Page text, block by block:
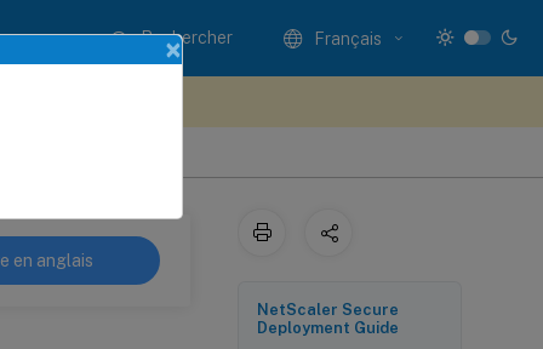
Rechercher Français
en anglais
NetScaler Secure
Deployment Guide
×